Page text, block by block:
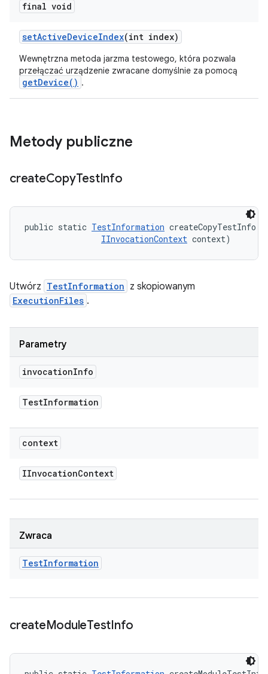
final void
setActiveDeviceIndex(int index)
Wewnętrzna metoda jarzma testowego, która pozwala
przełączać urządzenie zwracane domyślnie za pomocą
getDevice() .
Metody publiczne
createCopyTestInfo
public static TestInformation createCopyTestInfo (
IInvocationContext context)
Utwórz TestInformation z skopiowanym
ExecutionFiles .
Parametry
invocationInfo
TestInformation
context
IInvocationContext
Zwraca
TestInformation
createModuleTestInfo